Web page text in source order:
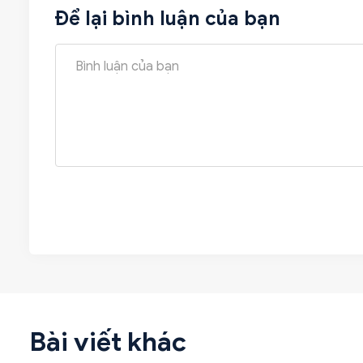
Để lại bình luận của bạn
Bài viết khác